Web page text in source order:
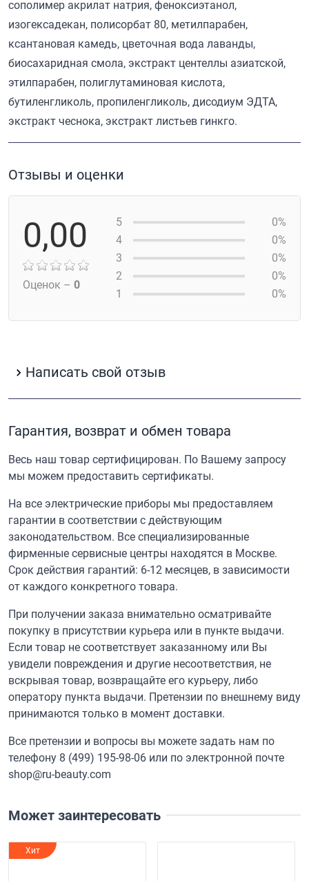
сополимер акрилат натрия, феноксиэтанол,
изогексадекан, полисорбат 80, метилпарабен,
ксантановая камедь, цветочная вода лаванды,
биосахаридная смола, экстракт центеллы азиатской,
этилпарабен, полиглутаминовая кислота,
бутиленгликоль, пропиленгликоль, дисодиум ЭДТА,
экстракт чеснока, экстракт листьев гинкго.
Отзывы и оценки
0,00
Оценок – 0
5
0%
4
0%
3
0%
2
0%
1
0%
Написать свой отзыв
Гарантия, возврат и обмен товара
Весь наш товар сертифицирован. По Вашему запросу
мы можем предоставить сертификаты.
На все электрические приборы мы предоставляем
гарантии в соответствии с действующим
законодательством. Все специализированные
фирменные сервисные центры находятся в Москве.
Срок действия гарантий: 6-12 месяцев, в зависимости
от каждого конкретного товара.
При получении заказа внимательно осматривайте
покупку в присутствии курьера или в пункте выдачи.
Если товар не соответствует заказанному или Вы
увидели повреждения и другие несоответствия, не
вскрывая товар, возвращайте его курьеру, либо
оператору пункта выдачи. Претензии по внешнему виду
принимаются только в момент доставки.
Все претензии и вопросы вы можете задать нам по
телефону 8 (499) 195-98-06 или по электронной почте
shop@ru-beauty.com
Может заинтересовать
Хит